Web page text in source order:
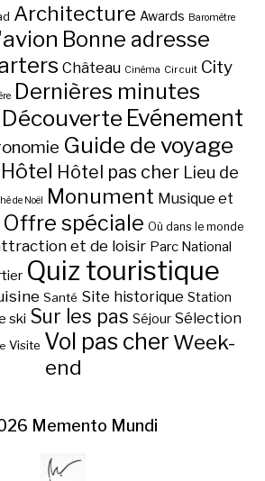
Architecture Awards Baromètre
Bonne adresse
Château Cinéma Circuit City
Dernières minutes
Découverte Evénement
Guide de voyage
Hôtel Hôtel pas cher Lieu de
de Noël Monument Musique et
Offre spéciale Où dans le monde
et de loisir Parc National
Quiz touristique
Santé Site historique Station
ski Sur les pas Séjour Sélection
Visite Vol pas cher Week-
end
Memento Mundi